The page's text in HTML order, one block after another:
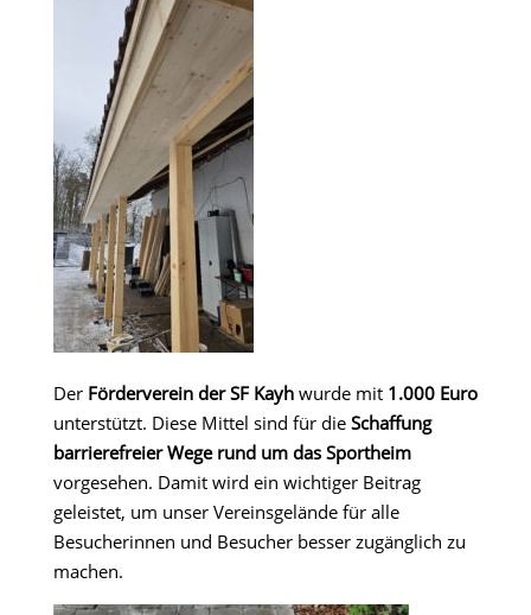
Der Förderverein der SF Kayhwurde mit 1.000 Euro
unterstützt. Diese Mittel sind für die Schaffung
barrierefreier Wege rund um das Sportheim
vorgesehen. Damit wird ein wichtiger Beitrag
geleistet, um unser Vereinsgelände für alle
Besucherinnen und Besucher besser zugänglich zu
machen.